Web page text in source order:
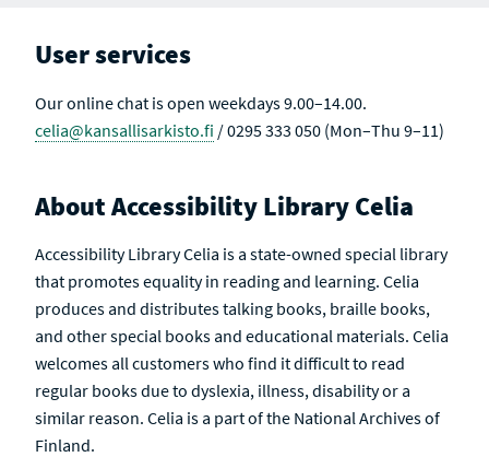
User services
Our online chat is open weekdays 9.00–14.00.
celia@kansallisarkisto.fi / 0295 333 050 (Mon–Thu 9–11)
About Accessibility Library Celia
Accessibility Library Celia is a state-owned special library
that promotes equality in reading and learning. Celia
produces and distributes talking books, braille books,
and other special books and educational materials. Celia
welcomes all customers who find it difficult to read
regular books due to dyslexia, illness, disability or a
similar reason. Celia is a part of the National Archives of
Finland.